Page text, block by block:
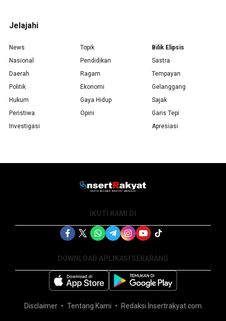
Jelajahi
News
Nasional
Daerah
Politik
Hukum
Peristiwa
Investigasi
Topik
Pendidikan
Ragam
Ekonomi
Gaya Hidup
Opini
Bilik Elipsis
Sastra
Tempayan
Gelanggang
Sajak
Garis Tepi
Apresiasi
IKUTI KAMI DI
DOWNLOAD APLIKASI SEKARANG
Disclaimer Tentang Kami Redaksi Insertrakyat.com